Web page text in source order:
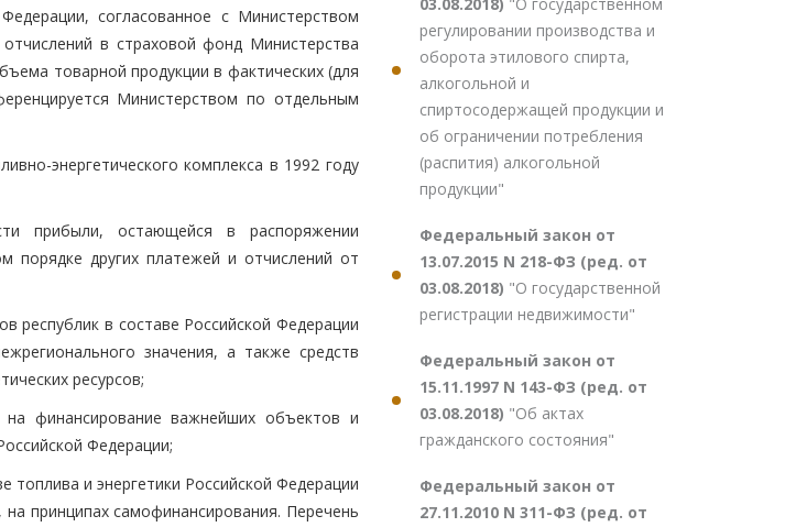
согласованное с Министерством
в страховой фонд Министерства
товарной продукции в фактических (для
Министерством по отдельным
энергетического комплекса в 1992 году
прибыли, остающейся в распоряжении
порядке других платежей и отчислений от
республик в составе Российской Федерации
значения, а также средств
ресурсов;
на финансирование важнейших объектов и
Федерации;
и энергетики Российской Федерации
принципах самофинансирования. Перечень
регулировании производства и
оборота этилового спирта,
алкогольной и
спиртосодержащей продукции и
об ограничении потребления
(распития) алкогольной
продукции"
Федеральный закон от
13.07.2015 N 218-ФЗ (ред. от
03.08.2018) "О государственной
регистрации недвижимости"
Федеральный закон от
15.11.1997 N 143-ФЗ (ред. от
03.08.2018) "Об актах
гражданского состояния"
Федеральный закон от
27.11.2010 N 311-ФЗ (ред. от